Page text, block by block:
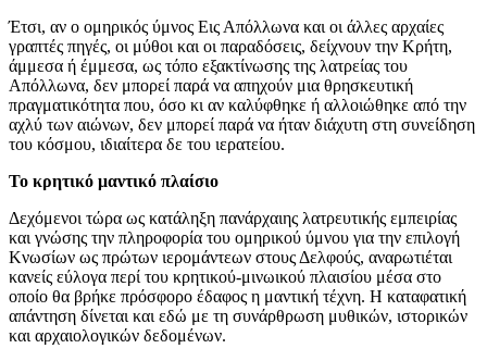
Έτσι, αν ο ομηρικός ύμνος Eις Απόλλωνα και οι άλλες αρχαίες
γραπτές πηγές, οι μύθοι και οι παραδόσεις, δείχνουν την Kρήτη,
άμμεσα ή έμμεσα, ως τόπο εξακτίνωσης της λατρείας του
Απόλλωνα, δεν μπορεί παρά να απηχούν μια θρησκευτική
πραγματικότητα που, όσο κι αν καλύφθηκε ή αλλοιώθηκε από την
αχλύ των αιώνων, δεν μπορεί παρά να ήταν διάχυτη στη συνείδηση
του κόσμου, ιδιαίτερα δε του ιερατείου.
Το κρητικό μαντικό πλαίσιο
Δεχόμενοι τώρα ως κατάληξη πανάρχαιης λατρευτικής εμπειρίας
και γνώσης την πληροφορία του ομηρικού ύμνου για την επιλογή
Kνωσίων ως πρώτων ιερομάντεων στους Δελφούς, αναρωτιέται
κανείς εύλογα περί του κρητικού-μινωικού πλαισίου μέσα στο
οποίο θα βρήκε πρόσφορο έδαφος η μαντική τέχνη. H καταφατική
απάντηση δίνεται και εδώ με τη συνάρθρωση μυθικών, ιστορικών
και αρχαιολογικών δεδομένων.